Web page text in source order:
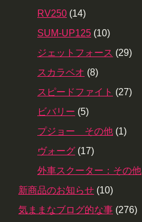
RV250 (14)
SUM-UP125 (10)
ジェットフォース (29)
スカラベオ (8)
スピードファイト (27)
ビバリー (5)
プジョー その他 (1)
ヴォーグ (17)
外車スクーター：その他
新商品のお知らせ (10)
気ままなブログ的な事 (276)